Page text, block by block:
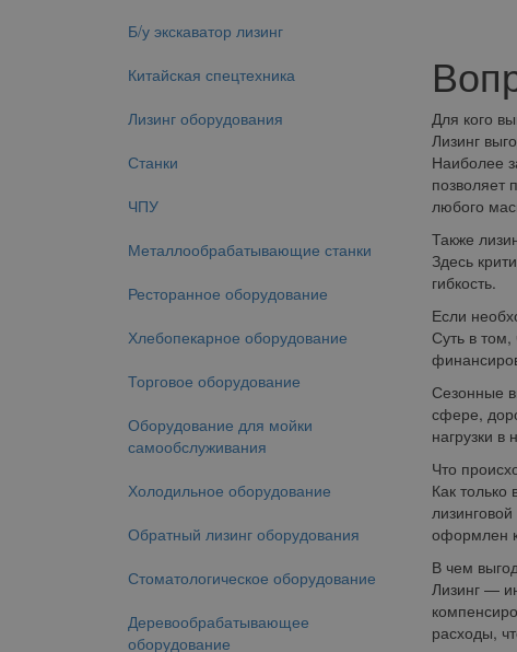
Б/у экскаватор лизинг
Китайская спецтехника
Лизинг оборудования
Станки
ЧПУ
Металлообрабатывающие станки
Ресторанное оборудование
Хлебопекарное оборудование
Торговое оборудование
Оборудование для мойки
самообслуживания
Холодильное оборудование
Обратный лизинг оборудования
Стоматологическое оборудование
Деревообрабатывающее
оборудование
Для кого
Лизинг
Наиболее
позволяет
любого
Также
Здесь
гибкость.
Если
Суть в том,
Сезонные
сфере,
нагрузки в
Что
Как
оформлен
В чем
Лизинг —
расходы,